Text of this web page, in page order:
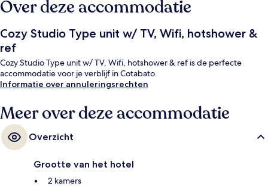
Over deze accommodatie
Cozy Studio Type unit w/ TV, Wifi, hotshower &
ref
Cozy Studio Type unit w/ TV, Wifi, hotshower & ref is de perfecte
accommodatie voor je verblijf in Cotabato.
Informatie over annuleringsrechten
Meer over deze accommodatie
Overzicht
Grootte van het hotel
2 kamers